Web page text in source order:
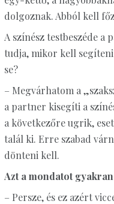
dolgoznak. Abból kell
A színész testbeszéde a
tudja, mikor kell
se?
– Megvárhatom a
a partner kisegíti a
a következőre ugrik,
talál ki. Erre szabad
dönteni kell.
Azt a mondatot
– Persze, és ez azért